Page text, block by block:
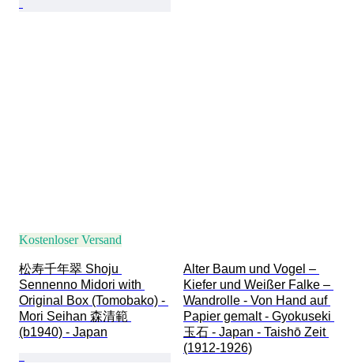
Kostenloser Versand
松寿千年翠 Shoju
Sennenno Midori with
Original Box (Tomobako) -
Mori Seihan 森清範
(b1940) - Japan
Alter Baum und Vogel –
Kiefer und Weißer Falke –
Wandrolle - Von Hand auf
Papier gemalt - Gyokuseki
玉石 - Japan - Taishō Zeit
(1912-1926)